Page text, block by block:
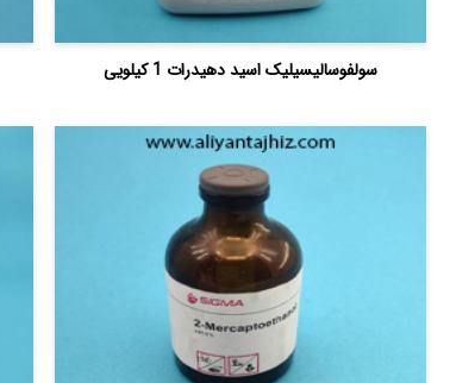
سولفوسالیسیلیک اسید دهیدرات 1 کیلویی